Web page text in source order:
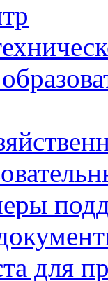
для